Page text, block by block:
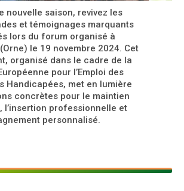
nouvelle saison, revivez les
et témoignages marquants
lors du forum organisé à
le 19 novembre 2024. Cet
organisé dans le cadre de la
pour l’Emploi des
Handicapées, met en lumière
concrètes pour le maintien
l’insertion professionnelle et
personnalisé.